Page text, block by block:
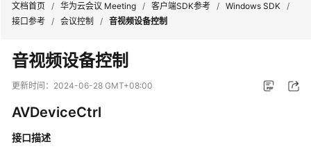
最
新
动
务
文档首页 / 华为云会议 Meeting / 客户端SDK参考 / Windows SDK /
接口参考 / 会议控制 / 音视频设备控制
音视频设备控制
更新时间： 2024-06-28 GMT+08:00
AVDeviceCtrl
接口描述